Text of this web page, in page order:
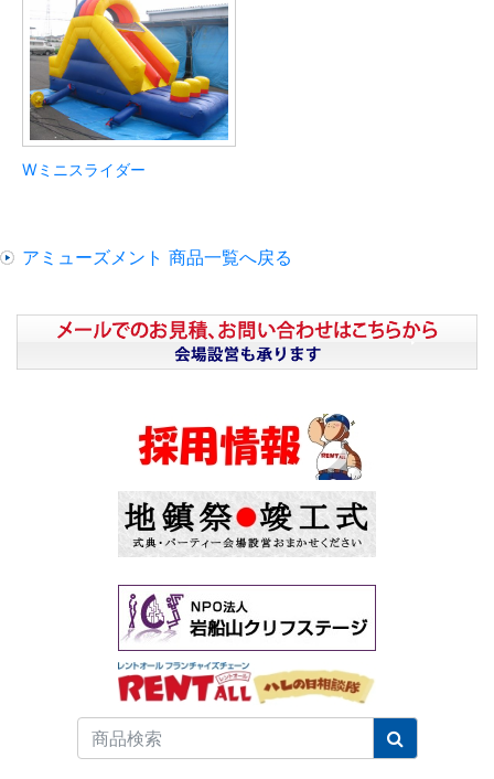
Wミニスライダー
アミューズメント 商品一覧へ戻る